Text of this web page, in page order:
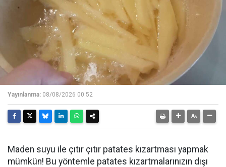
Yayınlanma: 08/08/2026 00:52
Maden suyu ile çıtır çıtır patates kızartması yapmak
mümkün! Bu yöntemle patates kızartmalarınızın dışı